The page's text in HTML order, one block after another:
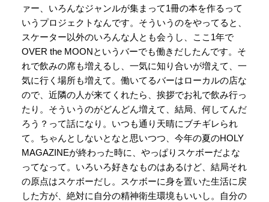
ァー、いろんなジャンルが集まって1冊の本を作るって
いうプロジェクトなんです。そういうのをやってると、
スケーター以外のいろんな人とも会うし、ここ1年で
OVER the MOONというバーでも働きだしたんです。そ
れで飲みの席も増えるし、一気に知り合いが増えて、一
気に行く場所も増えて。働いてるバーはローカルの店な
ので、近隣の人が来てくれたら、挨拶でお礼で飲み行っ
たり。そういうのがどんどん増えて、結局、何してんだ
ろう？って話になり。いつも通り天晴にブチギレられ
て。ちゃんとしないとなと思いつつ、今年の夏のHOLY
MAGAZINEが終わった時に、やっぱりスケボーだよな
ってなって。いろいろ好きなものはあるけど、結局それ
の原点はスケボーだし。スケボーに身を置いた生活に戻
した方が、絶対に自分の精神衛生環境もいいし。自分の